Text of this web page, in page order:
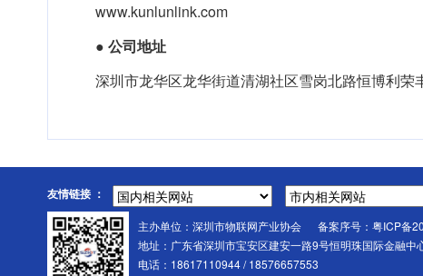
www.kunlunlink.com
● 公司地址
深圳市龙华区龙华街道清湖社区雪岗北路恒博利
友情链接 ：
主办单位：深圳市物联网产业协会 备案序号： 粤ICP备
地址：广东省深圳市宝安区建安一路9号恒明珠国际金融中
电话：18617110944 / 18576657553